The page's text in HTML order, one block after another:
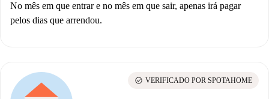
No mês em que entrar e no mês em que sair, apenas irá pagar
pelos dias que arrendou.
check_circle VERIFICADO POR SPOTAHOME